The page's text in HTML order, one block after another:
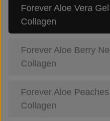
Forever Aloe Vera
Collagen
Forever Aloe Berry
Collagen
Forever Aloe
Collagen